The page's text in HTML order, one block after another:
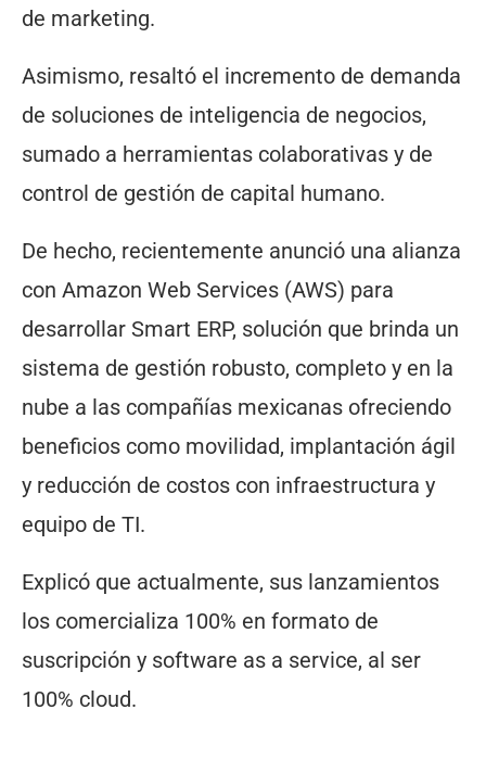
de marketing.
Asimismo, resaltó el incremento de demanda
de soluciones de inteligencia de negocios,
sumado a herramientas colaborativas y de
control de gestión de capital humano.
De hecho, recientemente anunció una alianza
con Amazon Web Services (AWS) para
desarrollar Smart ERP, solución que brinda un
sistema de gestión robusto, completo y en la
nube a las compañías mexicanas ofreciendo
beneficios como movilidad, implantación ágil
y reducción de costos con infraestructura y
equipo de TI.
Explicó que actualmente, sus lanzamientos
los comercializa 100% en formato de
suscripción y software as a service, al ser
100% cloud.